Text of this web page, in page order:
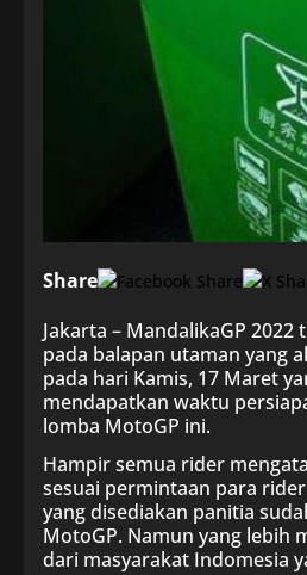
Share
Jakarta – MandalikaGP
pada balapan utaman yang
pada hari Kamis, 17 Maret
mendapatkan waktu
lomba MotoGP ini.
Hampir semua rider
sesuai permintaan para
yang disediakan panitia
MotoGP. Namun yang lebih
dari masyarakat Indomesia